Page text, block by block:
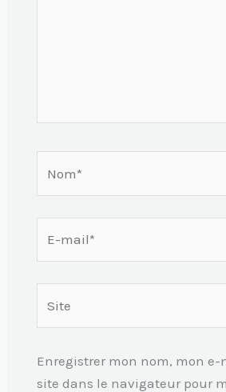
Enregistrer mon nom, mon e-
site dans le navigateur pour